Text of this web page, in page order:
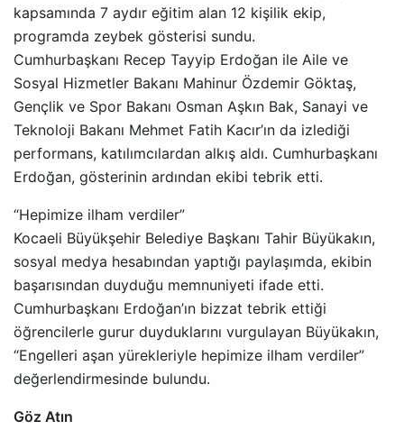
kapsamında 7 aydır eğitim alan 12 kişilik ekip,
programda zeybek gösterisi sundu.
Cumhurbaşkanı Recep Tayyip Erdoğan ile Aile ve
Sosyal Hizmetler Bakanı Mahinur Özdemir Göktaş,
Gençlik ve Spor Bakanı Osman Aşkın Bak, Sanayi ve
Teknoloji Bakanı Mehmet Fatih Kacır’ın da izlediği
performans, katılımcılardan alkış aldı. Cumhurbaşkanı
Erdoğan, gösterinin ardından ekibi tebrik etti.
“Hepimize ilham verdiler”
Kocaeli Büyükşehir Belediye Başkanı Tahir Büyükakın,
sosyal medya hesabından yaptığı paylaşımda, ekibin
başarısından duyduğu memnuniyeti ifade etti.
Cumhurbaşkanı Erdoğan’ın bizzat tebrik ettiği
öğrencilerle gurur duyduklarını vurgulayan Büyükakın,
“Engelleri aşan yürekleriyle hepimize ilham verdiler”
değerlendirmesinde bulundu.
Göz Atın